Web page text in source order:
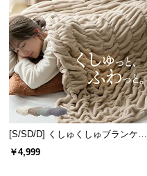
[S/SD/D] くしゅくしゅブランケッ
トフランネルタイプ
￥4,999